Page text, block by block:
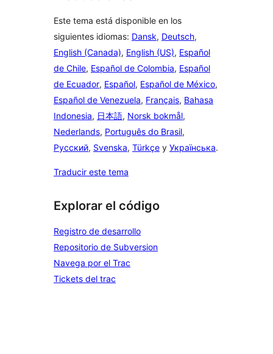
Este tema está disponible en los
siguientes idiomas: Dansk, Deutsch,
English (Canada), English (US), Español
de Chile, Español de Colombia, Español
de Ecuador, Español, Español de México,
Español de Venezuela, Français, Bahasa
Indonesia, 日本語, Norsk bokmål,
Nederlands, Português do Brasil,
Русский, Svenska, Türkçe y Українська.
Traducir este tema
Explorar el código
Registro de desarrollo
Repositorio de Subversion
Navega por el Trac
Tickets del trac